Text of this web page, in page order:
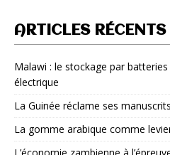
ARTICLES RÉCENTS
Malawi : le stockage par
électrique
La Guinée réclame ses
La gomme arabique comme